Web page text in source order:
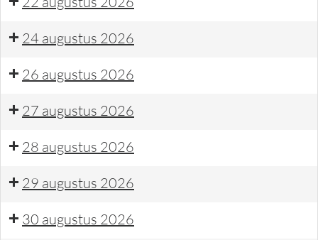
24 augustus 2026
26 augustus 2026
27 augustus 2026
28 augustus 2026
29 augustus 2026
30 augustus 2026